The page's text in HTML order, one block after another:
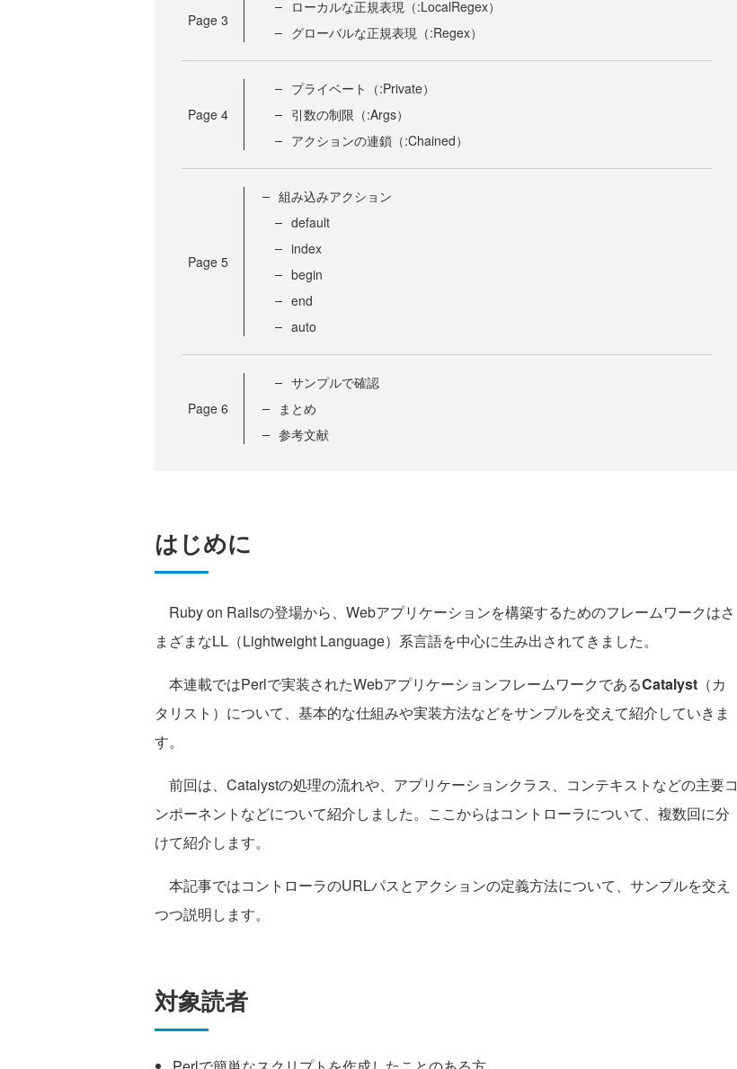
Page 3
ローカルな正規表現（:LocalRegex）
グローバルな正規表現（:Regex）
Page 4
プライベート（:Private）
引数の制限（:Args）
アクションの連鎖（:Chained）
Page 5
組み込みアクション
default
index
begin
end
auto
Page 6
サンプルで確認
まとめ
参考文献
はじめに
Ruby on Railsの登場から、Webアプリケーションを構築するためのフレームワークはさ
まざまなLL（Lightweight Language）系言語を中心に生み出されてきました。
本連載ではPerlで実装されたWebアプリケーションフレームワークであるCatalyst （カ
タリスト）について、基本的な仕組みや実装方法などをサンプルを交えて紹介していきま
す。
前回は、Catalystの処理の流れや、アプリケーションクラス、コンテキストなどの主要コ
ンポーネントなどについて紹介しました。ここからはコントローラについて、複数回に分
けて紹介します。
本記事ではコントローラのURLパスとアクションの定義方法について、サンプルを交え
つつ説明します。
対象読者